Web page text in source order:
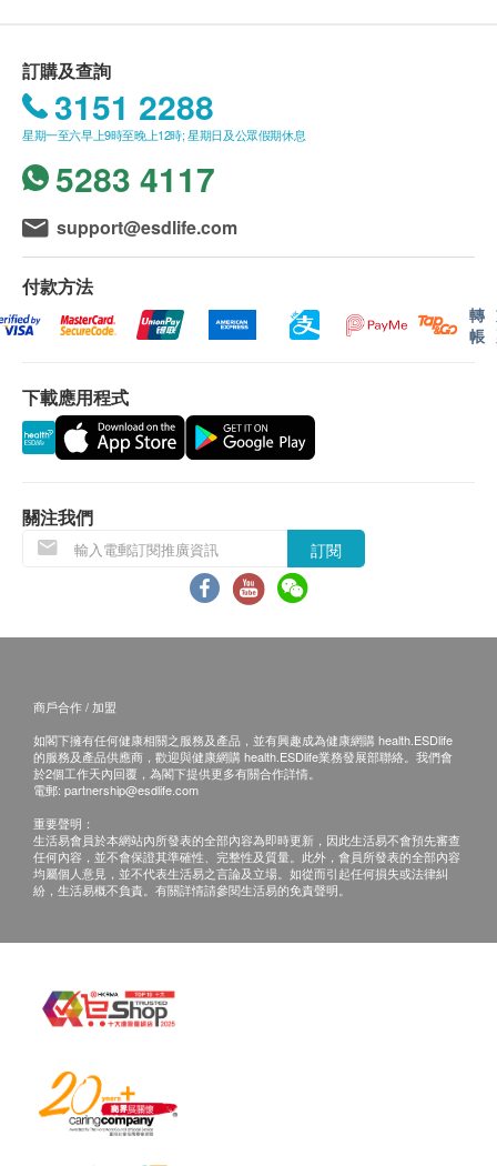
肝功能
谷丙轉氨酵素
谷草轉氨酵素
總膽紅素
直接膽紅素
鹼性磷酸酵素
白蛋白
球蛋白
白蛋白及球蛋白比率
腎功能
尿素
血液檢查
嗜中性白血球絕對計數
嗜鹼性白血球計數
紅血球平均血紅素
紅血球平均血紅素濃度
單核白血球計數
嗜中性白血球
血小板數目
紅血球分佈寬度
紅血球計數
白血球
單核白血球
紅血球平均體積
淋巴球絕對計數
泌尿情況
期。 輪侯報告講解時間會因應不同情況（如個別化驗
項目所需時間或客人指明特定時段）而有所延長。
訂購及查詢
3151 2288
星期一至六早上9時至晚上12時; 星期日及公眾假期休息
5283 4117
support@esdlife.com
付款方法
轉
帳
下載應用程式
關注我們
訂閱
商戶合作 / 加盟
如閣下擁有任何健康相關之服務及產品，並有興趣成為健康網購 health.ESDlife
的服務及產品供應商，歡迎與健康網購 health.ESDlife業務發展部聯絡。我們會
於2個工作天內回覆，為閣下提供更多有關合作詳情。
電郵: partnership@esdlife.com
重要聲明：
生活易會員於本網站內所發表的全部內容為即時更新，因此生活易不會預先審查
任何內容，並不會保證其準確性、完整性及質量。此外，會員所發表的全部內容
均屬個人意見，並不代表生活易之言論及立場。如從而引起任何損失或法律糾
紛，生活易概不負責。有關詳情請參閱生活易的免責聲明。